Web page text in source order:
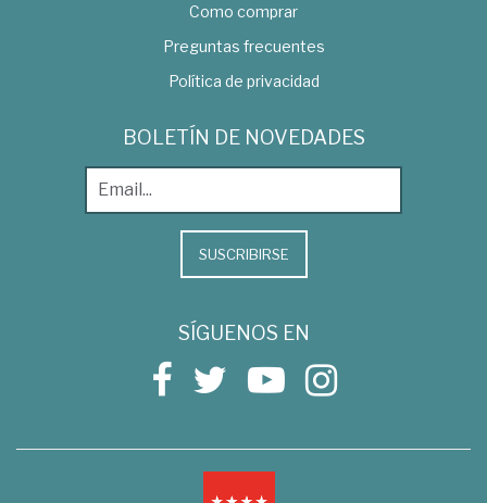
Como comprar
Preguntas frecuentes
Política de privacidad
BOLETÍN DE NOVEDADES
SUSCRIBIRSE
SÍGUENOS EN